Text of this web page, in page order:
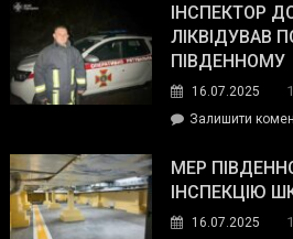
ІНСПЕКТОР
ЛІКВІДУВАВ
ПІВДЕННОМУ
16.07.2025
Залишити
МЕР
ІНСПЕКЦІЮ
16.07.2025